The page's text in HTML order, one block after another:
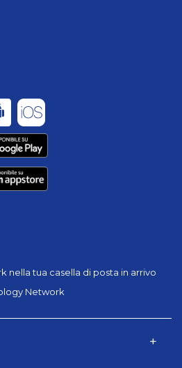
nella tua casella di posta in arrivo
Network